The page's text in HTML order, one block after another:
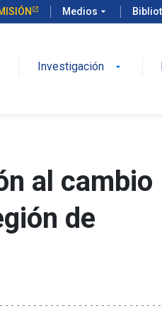
Medios arrow_drop_down
Investigación arrow_drop_down
al cambio
de